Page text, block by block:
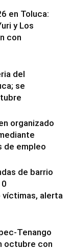
en Toluca:
y Los
con
del
se
organizado
de empleo
de barrio
víctimas, alerta
Tenango
octubre con